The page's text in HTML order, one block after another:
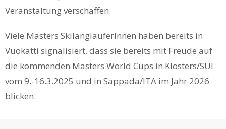
Veranstaltung verschaffen.
Viele Masters SkilangläuferInnen haben bereits in
Vuokatti signalisiert, dass sie bereits mit Freude auf
die kommenden Masters World Cups in Klosters/SUI
vom 9.-16.3.2025 und in Sappada/ITA im Jahr 2026
blicken.